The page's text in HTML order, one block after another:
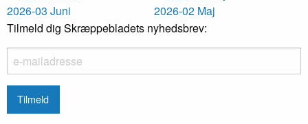
2026-03 Juni
2026-02 Maj
Tilmeld dig Skræppebladets nyhedsbrev: